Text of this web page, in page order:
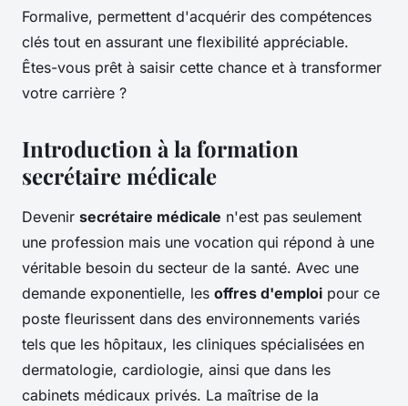
Formalive, permettent d'acquérir des compétences
clés tout en assurant une flexibilité appréciable.
Êtes-vous prêt à saisir cette chance et à transformer
votre carrière ?
Introduction à la formation
secrétaire médicale
Devenir secrétaire médicale n'est pas seulement
une profession mais une vocation qui répond à une
véritable besoin du secteur de la santé. Avec une
demande exponentielle, les offres d'emploi pour ce
poste fleurissent dans des environnements variés
tels que les hôpitaux, les cliniques spécialisées en
dermatologie, cardiologie, ainsi que dans les
cabinets médicaux privés. La maîtrise de la